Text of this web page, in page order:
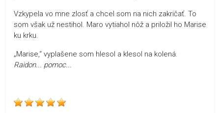
Vzkypela vo mne zlosť a chcel som na nich zakričať. To
som však už nestihol. Maro vytiahol nôž a priložil ho Marise
ku krku.
„Marise,“ vyplašene som hlesol a klesol na kolená.
Raidon... pomoc...